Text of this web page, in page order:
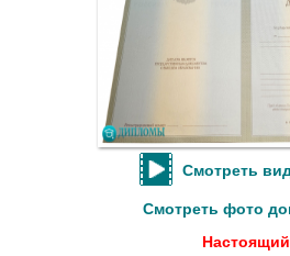
Смотреть
Смотреть фото
Настоящий